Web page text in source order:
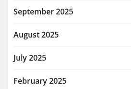
September 2025
August 2025
July 2025
February 2025